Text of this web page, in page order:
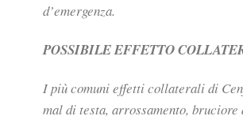
d’emergenza.
POSSIBILE EFFETTO
I più comuni effetti collaterali di
mal di testa, arrossamento, bruciore